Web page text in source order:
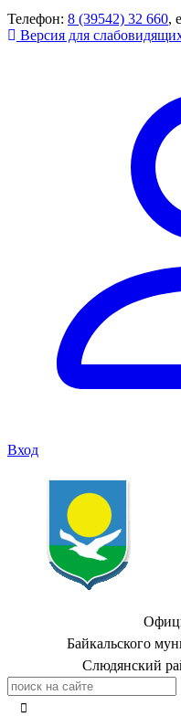
Телефон: 8 (39542) 32 660,
Версия для
Вход
Байкальского
Слюдянский